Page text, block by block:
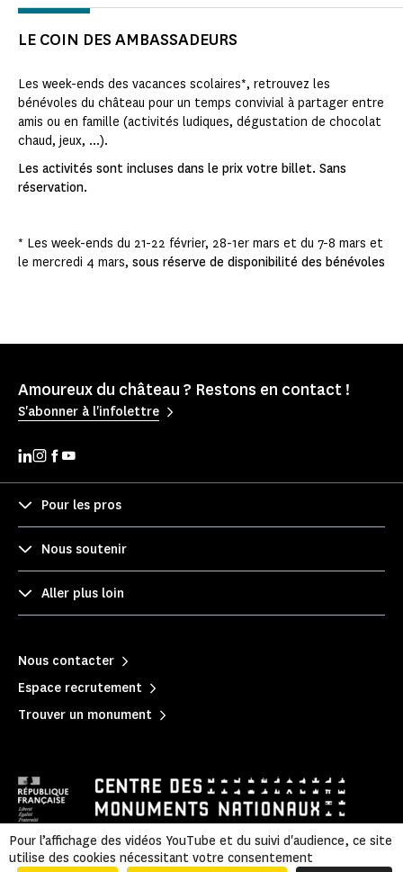
LE COIN DES AMBASSADEURS
Les week-ends des vacances scolaires*, retrouvez les
bénévoles du château pour un temps convivial à partager entre
amis ou en famille (activités ludiques, dégustation de chocolat
chaud, jeux, ...).
Les activités sont incluses dans le prix votre billet. Sans
réservation.
* Les week-ends du 21-22 février, 28-1er mars et du 7-8 mars et
le mercredi 4 mars, sous réserve de disponibilité des bénévoles
Amoureux du château ? Restons en contact !
S'abonner à l'infolettre
Pour les pros
Nous soutenir
Aller plus loin
Nous contacter
Espace recrutement
Trouver un monument
Mentions légales Informations légales et administratives
Pour l’affichage des vidéos YouTube et du suivi d'audience, ce site
utilise des cookies nécessitant votre consentement